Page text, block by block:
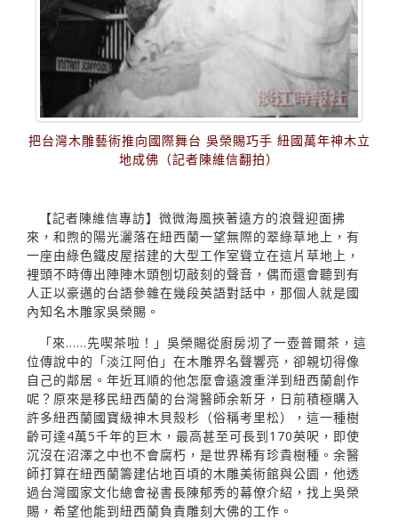
把台灣木雕藝術推向國際舞台 吳榮賜巧手 紐國萬年神木立
地成佛（記者陳維信翻拍）
【記者陳維信專訪】微微海風挾著遠方的浪聲迎面拂
來，和煦的陽光灑落在紐西蘭一望無際的翠綠草地上，有
一座由綠色鐵皮屋搭建的大型工作室聳立在這片草地上，
裡頭不時傳出陣陣木頭刨切敲刻的聲音，偶而還會聽到有
人正以豪邁的台語參雜在幾段英語對話中，那個人就是國
內知名木雕家吳榮賜。
「來……先喫茶啦！」吳榮賜從廚房沏了一壺普爾茶，這
位傳說中的「淡江阿伯」在木雕界名聲響亮，卻親切得像
自己的鄰居。年近耳順的他怎麼會遠渡重洋到紐西蘭創作
呢？原來是移民紐西蘭的台灣醫師余新牙，日前積極購入
許多紐西蘭國寶級神木貝殼杉（俗稱考里松），這一種樹
齡可達4萬5千年的巨木，最高甚至可長到170英呎，即使
沉沒在沼澤之中也不會腐朽，是世界稀有珍貴樹種。余醫
師打算在紐西蘭籌建佔地百頃的木雕美術館與公園，他透
過台灣國家文化總會祕書長陳郁秀的幕僚介紹，找上吳榮
賜，希望他能到紐西蘭負責雕刻大佛的工作。